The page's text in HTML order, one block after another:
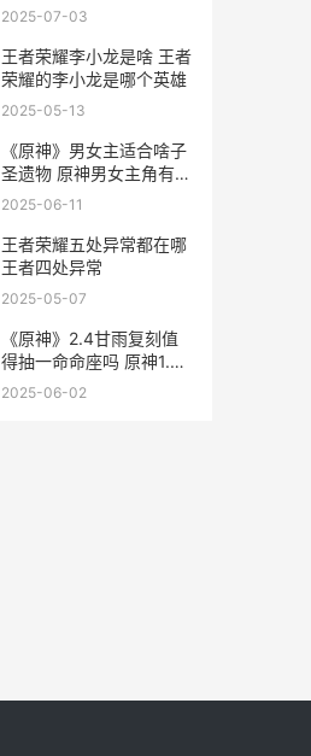
2025-07-03
王者荣耀李小龙是啥 王者
荣耀的李小龙是哪个英雄
2025-05-13
《原神》男女主适合啥子
圣遗物 原神男女主角有什
么区别
2025-06-11
王者荣耀五处异常都在哪
王者四处异常
2025-05-07
《原神》2.4甘雨复刻值
得抽一命命座吗 原神1.3
甘雨
2025-06-02